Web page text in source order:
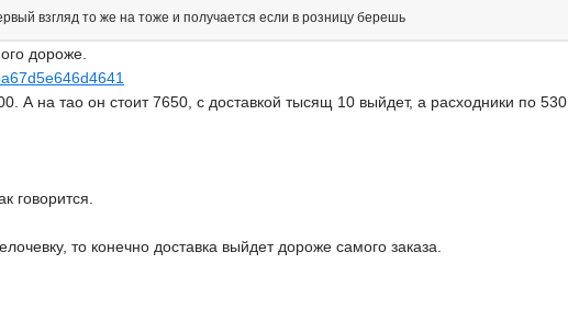
взгляд то же на тоже и получается если в розницу берешь
дороже.
А на тао он стоит 7650, с доставкой тысящ 10 выйдет, а расходники по 530
говорится.
то конечно доставка выйдет дороже самого заказа.